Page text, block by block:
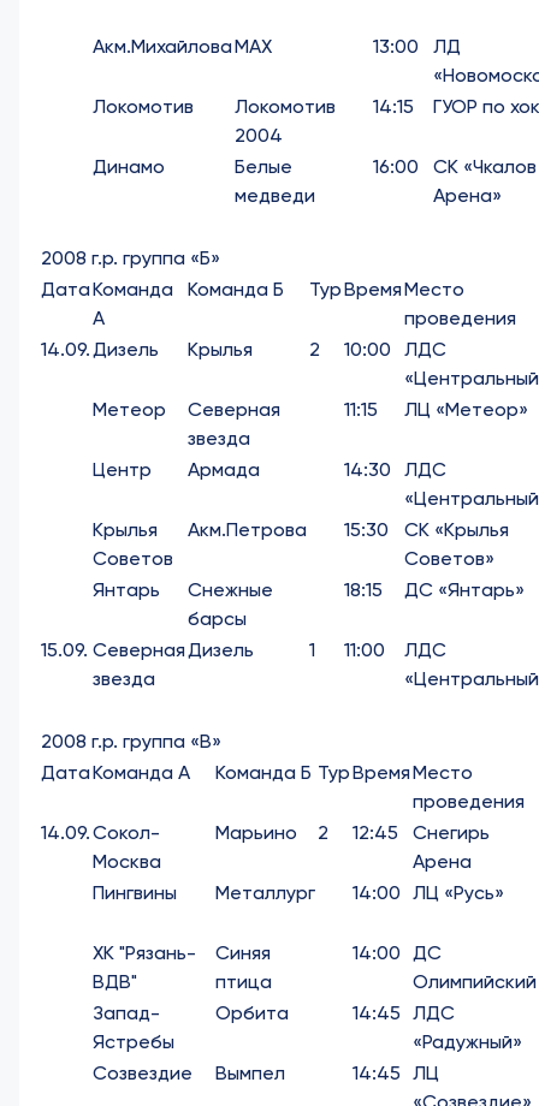
Акм.МихайловаМАХ 13:00
ЛД
Локомотив
Локомотив
2004
14:15 ГУОР по
Динамо
Белые
медведи
16:00
СК «Чкалов
Арена»
2008 г.р. группа «Б»
ДатаКоманда
А
Команда Б ТурВремяМесто
проведения
14.09.Дизель Крылья 2 10:00
ЛДС
Метеор
Северная
звезда
11:15 ЛЦ «Метеор»
Центр Армада 14:30
ЛДС
Крылья
Советов
Акм.Петрова 15:30
СК «Крылья
Советов»
Янтарь
Снежные
барсы
18:15 ДС «Янтарь»
15.09. Северная
звезда
Дизель 1 11:00
ЛДС
2008 г.р. группа «В»
ДатаКоманда А Команда Б ТурВремяМесто
проведения
14.09.Сокол-
Москва
Марьино 2 12:45
Снегирь
Арена
Пингвины
Металлург 14:00 ЛЦ «Русь»
ХК "Рязань-
ВДВ"
Синяя
птица
14:00 ДС
Олимпийский
Запад-
Ястребы
Орбита 14:45 ЛДС
«Радужный»
Созвездие
Вымпел 14:45 ЛЦ